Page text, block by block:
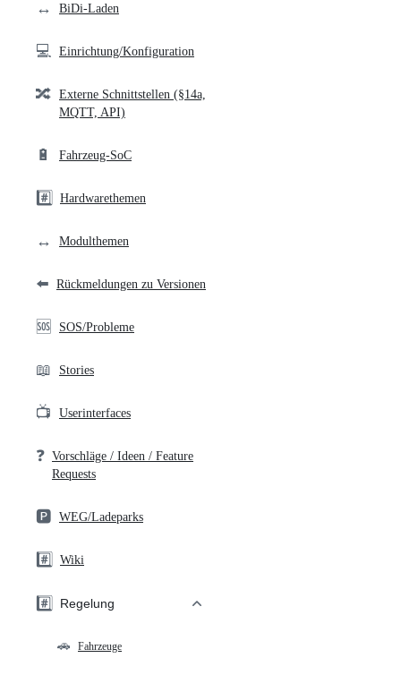
↔️ BiDi-Laden
💻 Einrichtung/Konfiguration
🔀 Externe Schnittstellen (§14a,
MQTT, API)
🔋 Fahrzeug-SoC
#️⃣ Hardwarethemen
↔️ Modulthemen
⬅️ Rückmeldungen zu Versionen
🆘 SOS/Probleme
📖 Stories
📺 Userinterfaces
❓ Vorschläge / Ideen / Feature
Requests
🅿️ WEG/Ladeparks
#️⃣ Wiki
#️⃣ Regelung
🚗 Fahrzeuge